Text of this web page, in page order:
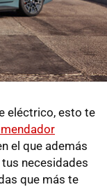
eléctrico, esto te
el que además
necesidades
que más te